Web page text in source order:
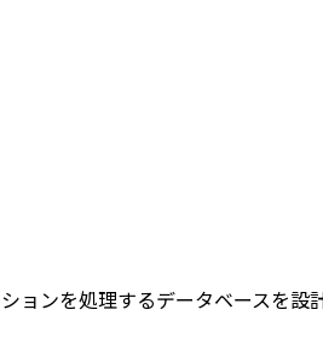
ンを処理するデータベースを